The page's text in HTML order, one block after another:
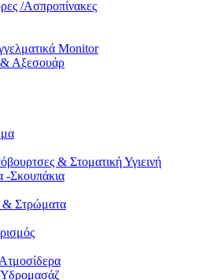
/Ασπροπίνακες
Monitor
Αξεσουάρ
& Στοματική Υγιεινή
-Σκουπάκια
& Στρώματα